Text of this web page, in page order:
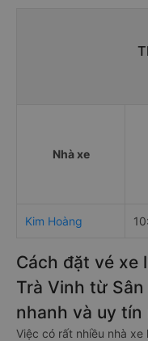
Nhà xe
Kim Hoàng
Cách đặt vé xe
Trà Vinh từ
nhanh và uy tín
Việc có rất nhiều nhà xe